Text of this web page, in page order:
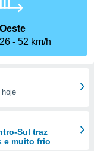
Oeste
26
52 km/h
Sul traz
e muito frio